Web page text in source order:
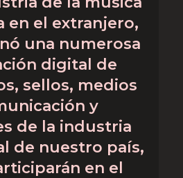
en el extranjero,
una numerosa
digital de
sellos, medios
y
de la industria
de nuestro país,
en el